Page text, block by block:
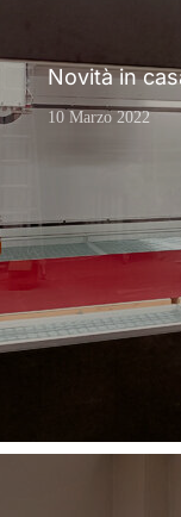
Novità in
10 Marzo 2022